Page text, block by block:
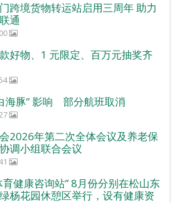
跨境货物转运站启用三周年 助力
通
好物、1 元限定、百万元抽奖齐
海豚” 影响 部分航班取消
2026年第二次全体会议及养老保
调小组联合会议
育健康咨询站” 8月份分别在松山东
杨花园休憩区举行，设有健康资